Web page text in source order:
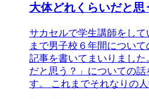
大体どれくらいだと思
サカセルで学生講師をし
まで男子校６年間につい
記事を書いてまいりまし
だと思う？」についての
す。 これまでそれなりの